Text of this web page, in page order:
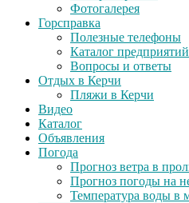
Фотогалерея
Горсправка
Полезные телефоны
Каталог предприятий
Вопросы и ответы
Отдых в Керчи
Пляжи в Керчи
Видео
Каталог
Объявления
Погода
Прогноз ветра в
Прогноз погоды на
Температура воды в